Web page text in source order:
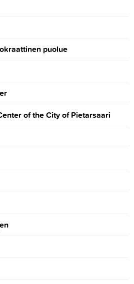
puolue
of the City of Pietarsaari